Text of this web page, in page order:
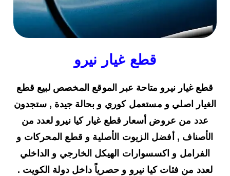
قطع غيار نيرو
قطع غيار نيرو متاحة عبر الموقع المخصص لبيع قطع
الغيار اصلي و مستعمل كوري و بحالة جيدة , ستجدون
عدد من عروض أسعار قطع غيار كيا نيرو لعدد من
الأصناف , أفضل الزيوت الأصلية و قطع المحركات و
الفرامل و اكسسوارات الهيكل الخارجي و الداخلي
لعدد من فئات كيا نيرو و حصرياً داخل دولة الكويت .